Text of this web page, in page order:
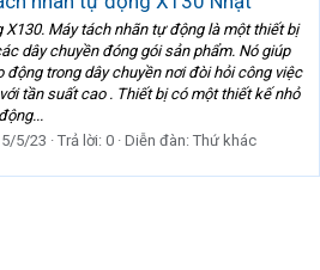
Máy tách nhãn tự động là một thiết bị
dây chuyền đóng gói sản phẩm. Nó giúp
động trong dây chuyền nơi đòi hỏi công việc
tần suất cao . Thiết bị có một thiết kế nhỏ
5/5/23 Trả lời: 0 Diễn đàn: Thứ khác